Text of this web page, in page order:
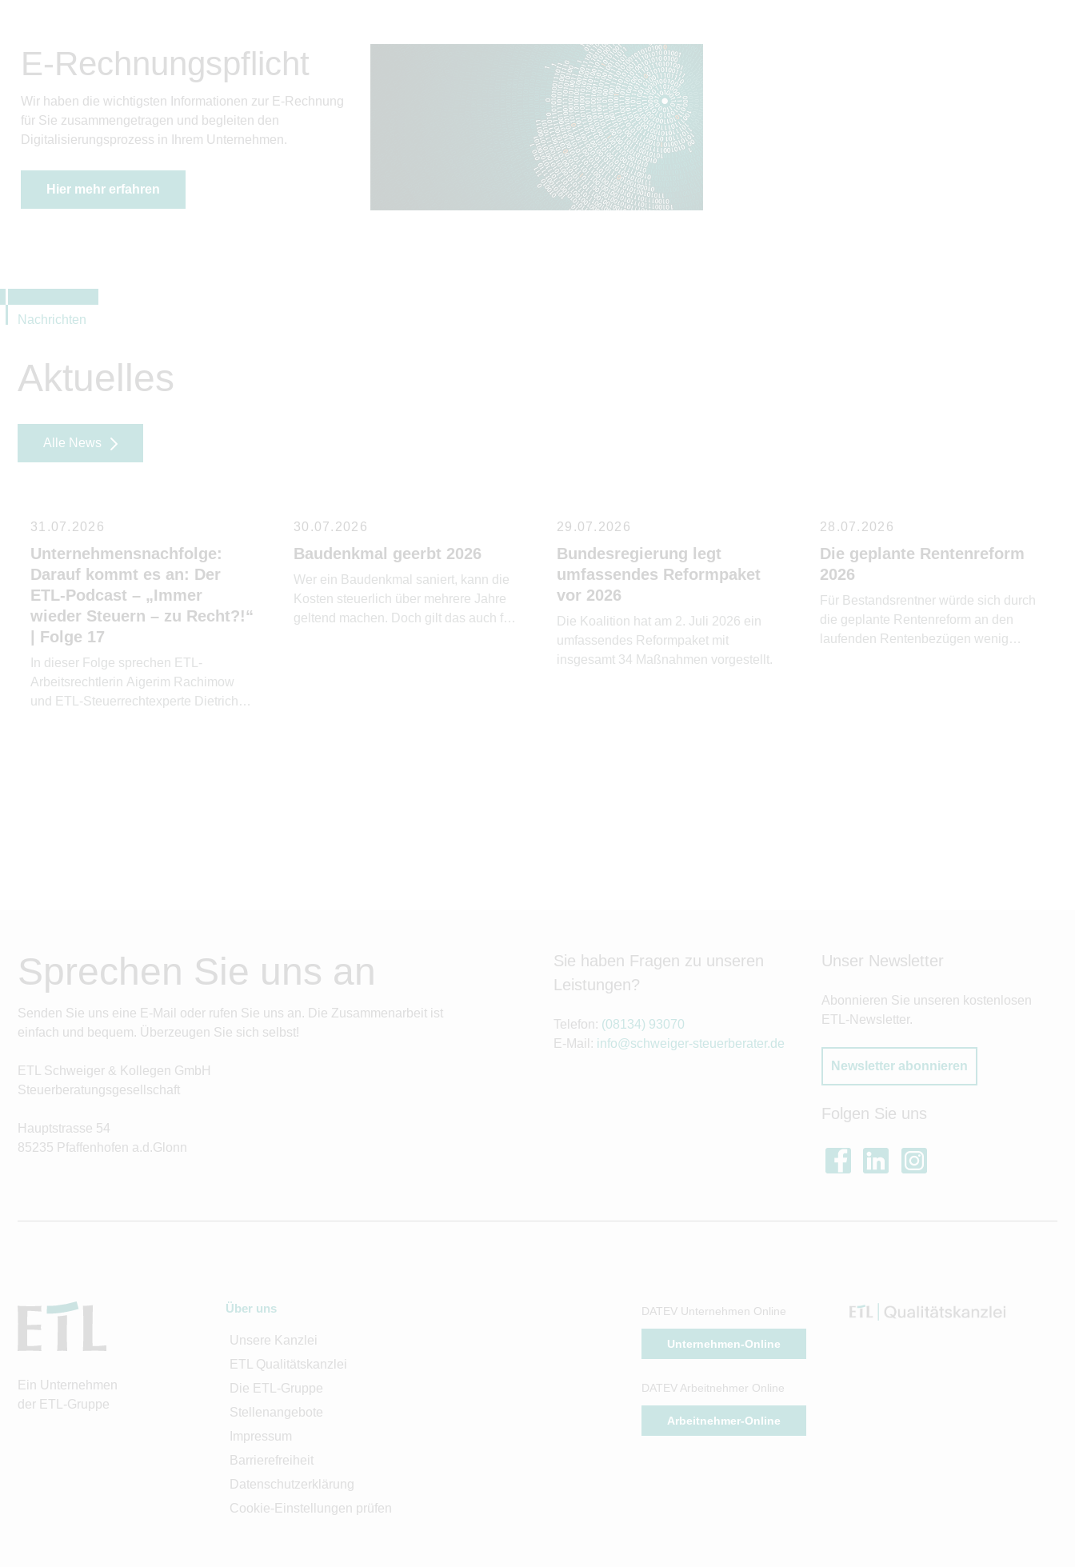
E-Rechnungspflicht
Wir haben die wichtigsten Informationen zur E-Rechnung
für Sie zusammengetragen und begleiten den
Digitalisierungsprozess in Ihrem Unternehmen.
Hier mehr erfahren
Nachrichten
Aktuelles
Alle News
31.07.2026
Unternehmensnachfolge:
Darauf kommt es an: Der
ETL-Podcast – „Immer
wieder Steuern – zu Recht?!“
| Folge 17
In dieser Folge sprechen ETL-
Arbeitsrechtlerin Aigerim Rachimow
und ETL-Steuerrechtexperte Dietrich
30.07.2026
Baudenkmal geerbt 2026
Wer ein Baudenkmal saniert, kann die
Kosten steuerlich über mehrere Jahre
geltend machen. Doch gilt das auch für
29.07.2026
Bundesregierung legt
umfassendes Reformpaket
vor 2026
Die Koalition hat am 2. Juli 2026 ein
umfassendes Reformpaket mit
insgesamt 34 Maßnahmen vorgestellt.
28.07.2026
Die geplante Rentenreform
2026
Für Bestandsrentner würde sich durch
die geplante Rentenreform an den
laufenden Rentenbezügen wenig
Sprechen Sie uns an
Senden Sie uns eine E-Mail oder rufen Sie uns an. Die Zusammenarbeit ist
einfach und bequem. Überzeugen Sie sich selbst!
ETL Schweiger & Kollegen GmbH
Steuerberatungsgesellschaft
Hauptstrasse 54
85235 Pfaffenhofen a.d.Glonn
Sie haben Fragen zu unseren
Leistungen?
Telefon: (08134) 93070
E-Mail: info@schweiger-steuerberater.de
Unser Newsletter
Abonnieren Sie unseren kostenlosen
ETL-Newsletter.
Newsletter abonnieren
Folgen Sie uns
Ein Unternehmen
der ETL-Gruppe
Über uns
Unsere Kanzlei
ETL Qualitätskanzlei
Die ETL-Gruppe
Stellenangebote
Impressum
Barrierefreiheit
Datenschutzerklärung
Cookie-Einstellungen prüfen
DATEV Unternehmen Online
Unternehmen-Online
DATEV Arbeitnehmer Online
Arbeitnehmer-Online